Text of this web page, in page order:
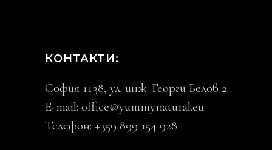
КОНТАКТИ:
София 1138, ул. инж. Георги Белов 2
E-mail: office@yummynatural.eu
Телефон: +359 899 154 928